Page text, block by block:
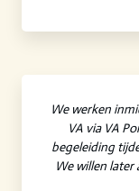
We werken
VA via VA
begeleiding
We willen later